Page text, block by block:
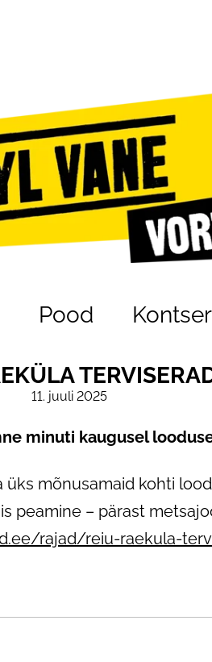
Pood
11. juuli 2025
minuti kaugusel
mõnusamaid kohti
peamine – pärast
rajad/reiu-raekula-